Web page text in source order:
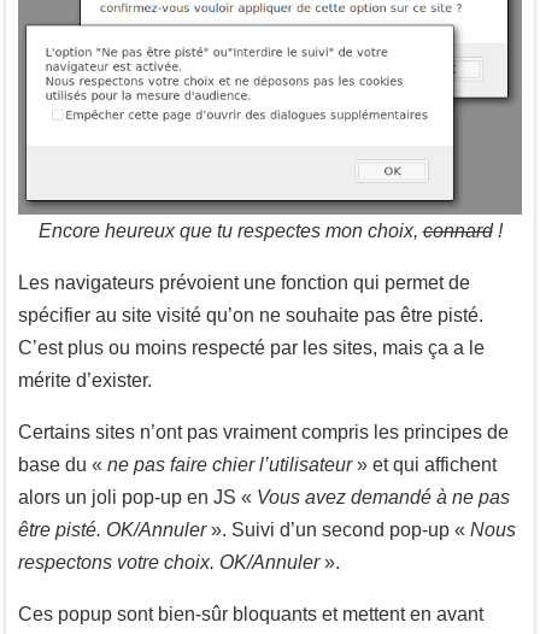
Encore heureux que tu respectes mon choix,connard!
Les navigateurs prévoient une fonction qui permet de
spécifier au site visité qu’on ne souhaite pas être pisté.
C’est plus ou moins respecté par les sites, mais ça a le
mérite d’exister.
Certains sites n’ont pas vraiment compris les principes de
base du « ne pas faire chier l’utilisateur» et qui affichent
alors un joli pop-up en JS « Vous avez demandé à ne pas
être pisté. OK/Annuler». Suivi d’un second pop-up « Nous
respectons votre choix. OK/Annuler».
Ces popup sont bien-sûr bloquants et mettent en avant